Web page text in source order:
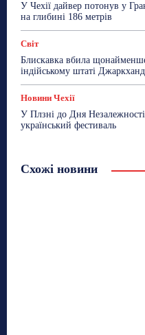
У Чехії дайвер потонув у
на глибині 186 метрів
Світ
Блискавка вбила
індійському штаті Джаркханд
Новини Чехії
У Плзні до Дня
український фестиваль
Схожі новини